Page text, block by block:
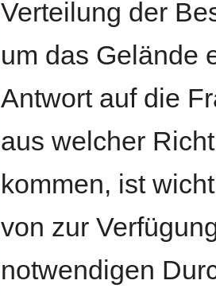
Verteilung der
um das Gelände
Antwort auf die
aus welcher
kommen, ist
von zur
notwendigen